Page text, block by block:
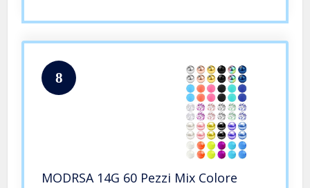
8
MODRSA 14G 60 Pezzi Mix Colore